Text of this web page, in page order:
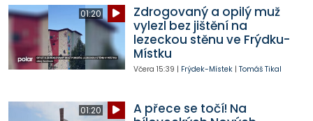
01:20
Zdrogovaný a opilý muž
vylezl bez jištění na
lezeckou stěnu ve Frýdku-
Místku
Včera 15:39 | Frýdek-Místek| Tomáš Tikal
01:20
A přece se točí! Na